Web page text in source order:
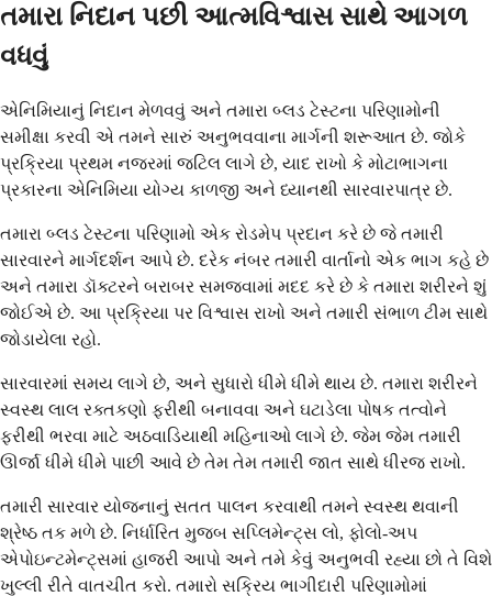
તમારા નિદાન પછી આત્મવિશ્વાસ સાથે આગળ
વધવું
એનિમિયાનું નિદાન મેળવવું અને તમારા બ્લડ ટેસ્ટના પરિણામોની
સમીક્ષા કરવી એ તમને સારું અનુભવવાના માર્ગની શરૂઆત છે. જોકે
પ્રક્રિયા પ્રથમ નજરમાં જટિલ લાગે છે, યાદ રાખો કે મોટાભાગના
પ્રકારના એનિમિયા યોગ્ય કાળજી અને ધ્યાનથી સારવારપાત્ર છે.
તમારા બ્લડ ટેસ્ટના પરિણામો એક રોડમેપ પ્રદાન કરે છે જે તમારી
સારવારને માર્ગદર્શન આપે છે. દરેક નંબર તમારી વાર્તાનો એક ભાગ કહે છે
અને તમારા ડૉક્ટરને બરાબર સમજવામાં મદદ કરે છે કે તમારા શરીરને શું
જોઈએ છે. આ પ્રક્રિયા પર વિશ્વાસ રાખો અને તમારી સંભાળ ટીમ સાથે
જોડાયેલા રહો.
સારવારમાં સમય લાગે છે, અને સુધારો ધીમે ધીમે થાય છે. તમારા શરીરને
સ્વસ્થ લાલ રક્તકણો ફરીથી બનાવવા અને ઘટાડેલા પોષક તત્વોને
ફરીથી ભરવા માટે અઠવાડિયાથી મહિનાઓ લાગે છે. જેમ જેમ તમારી
ઊર્જા ધીમે ધીમે પાછી આવે છે તેમ તેમ તમારી જાત સાથે ધીરજ રાખો.
તમારી સારવાર યોજનાનું સતત પાલન કરવાથી તમને સ્વસ્થ થવાની
શ્રેષ્ઠ તક મળે છે. નિર્ધારિત મુજબ સપ્લિમેન્ટ્સ લો, ફોલો-અપ
એપોઇન્ટમેન્ટ્સમાં હાજરી આપો અને તમે કેવું અનુભવી રહ્યા છો તે વિશે
ખુલ્લી રીતે વાતચીત કરો. તમારો સક્રિય ભાગીદારી પરિણામોમાં